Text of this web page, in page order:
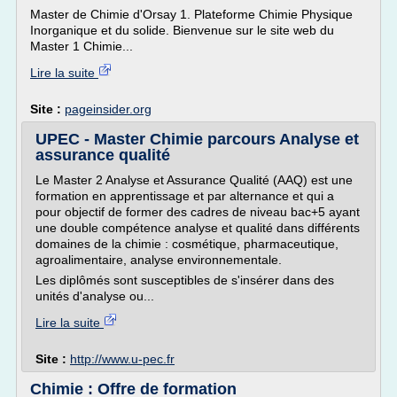
Master de Chimie d'Orsay 1. Plateforme Chimie Physique
Inorganique et du solide. Bienvenue sur le site web du
Master 1 Chimie...
Lire la suite
Site : pageinsider.org
UPEC - Master Chimie parcours Analyse et
assurance qualité
Le Master 2 Analyse et Assurance Qualité (AAQ) est une
formation en apprentissage et par alternance et qui a
pour objectif de former des cadres de niveau bac+5 ayant
une double compétence analyse et qualité dans différents
domaines de la chimie : cosmétique, pharmaceutique,
agroalimentaire, analyse environnementale.
Les diplômés sont susceptibles de s'insérer dans des
unités d'analyse ou...
Lire la suite
Site : http://www.u-pec.fr
Chimie : Offre de formation